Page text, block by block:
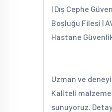
| Dış Cephe
Boşluğu Filesi |
Hastane
Uzman ve
Kaliteli
sunuyoruz.